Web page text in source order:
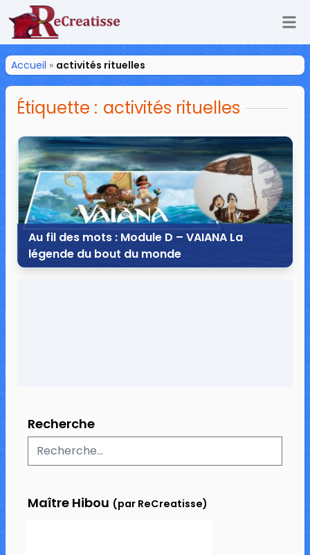
ReCreatisse
Accueil » activités rituelles
Étiquette : activités rituelles
Au fil des mots : Module D – VAIANA La
légende du bout du monde
Recherche
Maître Hibou (par ReCreatisse)